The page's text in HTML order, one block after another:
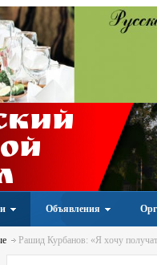
Объявления
Рашид Курбанов: «Я хочу